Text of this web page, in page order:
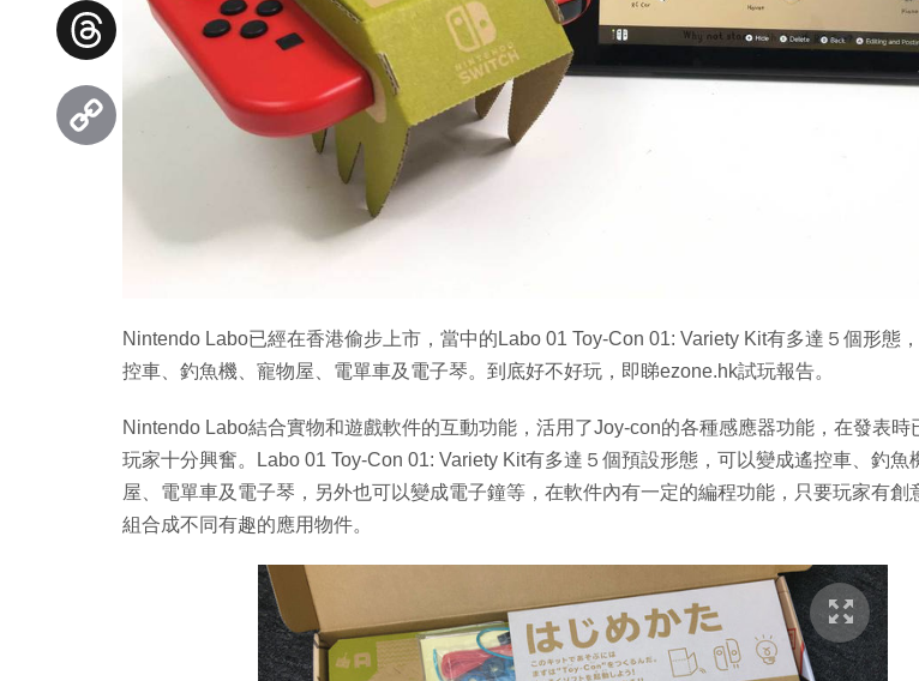
Nintendo Labo已經在香港偷步上市，當中的Labo 01 Toy-Con 01: Variety Kit有多達５個形態
控車、釣魚機、寵物屋、電單車及電子琴。到底好不好玩，即睇ezone.hk試玩報告。
Nintendo Labo結合實物和遊戲軟件的互動功能，活用了Joy-con的各種感應器功能，在發表時
玩家十分興奮。Labo 01 Toy-Con 01: Variety Kit有多達５個預設形態，可以變成遙控車、釣魚
屋、電單車及電子琴，另外也可以變成電子鐘等，在軟件內有一定的編程功能，只要玩家有創
組合成不同有趣的應用物件。
Facebook
Threads